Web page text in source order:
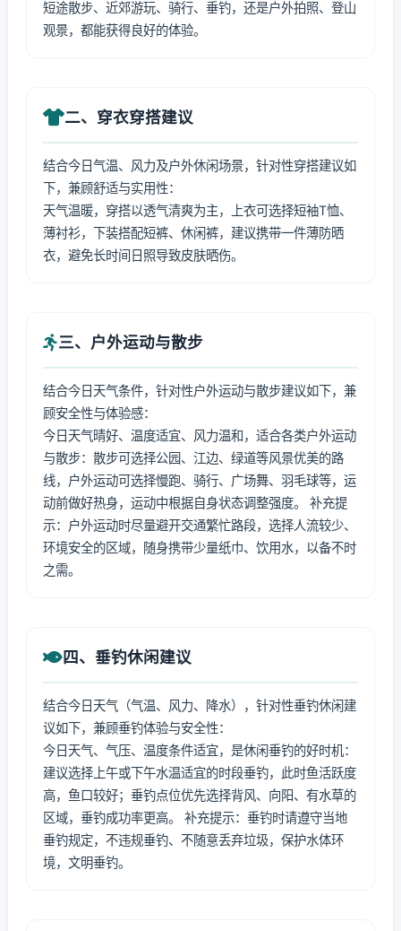
短途散步、近郊游玩、骑行、垂钓，还是户外拍照、登山
观景，都能获得良好的体验。
二、穿衣穿搭建议
结合今日气温、风力及户外休闲场景，针对性穿搭建议如
下，兼顾舒适与实用性：
天气温暖，穿搭以透气清爽为主，上衣可选择短袖T恤、
薄衬衫，下装搭配短裤、休闲裤，建议携带一件薄防晒
衣，避免长时间日照导致皮肤晒伤。
三、户外运动与散步
结合今日天气条件，针对性户外运动与散步建议如下，兼
顾安全性与体验感：
今日天气晴好、温度适宜、风力温和，适合各类户外运动
与散步：散步可选择公园、江边、绿道等风景优美的路
线，户外运动可选择慢跑、骑行、广场舞、羽毛球等，运
动前做好热身，运动中根据自身状态调整强度。 补充提
示：户外运动时尽量避开交通繁忙路段，选择人流较少、
环境安全的区域，随身携带少量纸巾、饮用水，以备不时
之需。
四、垂钓休闲建议
结合今日天气（气温、风力、降水），针对性垂钓休闲建
议如下，兼顾垂钓体验与安全性：
今日天气、气压、温度条件适宜，是休闲垂钓的好时机：
建议选择上午或下午水温适宜的时段垂钓，此时鱼活跃度
高，鱼口较好；垂钓点位优先选择背风、向阳、有水草的
区域，垂钓成功率更高。 补充提示：垂钓时请遵守当地
垂钓规定，不违规垂钓、不随意丢弃垃圾，保护水体环
境，文明垂钓。